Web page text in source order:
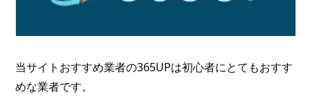
当サイトおすすめ業者の365UPは初心者にとてもおすす
めな業者です。